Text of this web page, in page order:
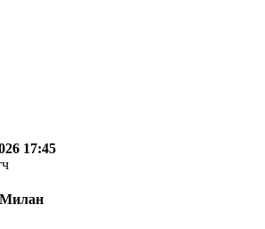
17:45